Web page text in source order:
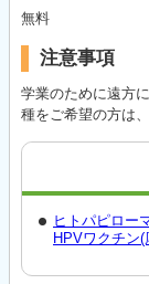
無料
注意事項
学業のために遠方
種をご希望の方は
ヒトパピロー
HPVワクチン